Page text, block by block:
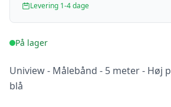
Levering 1-4 dage
På lager
Uniview - Målebånd - 5 meter - Høj
blå